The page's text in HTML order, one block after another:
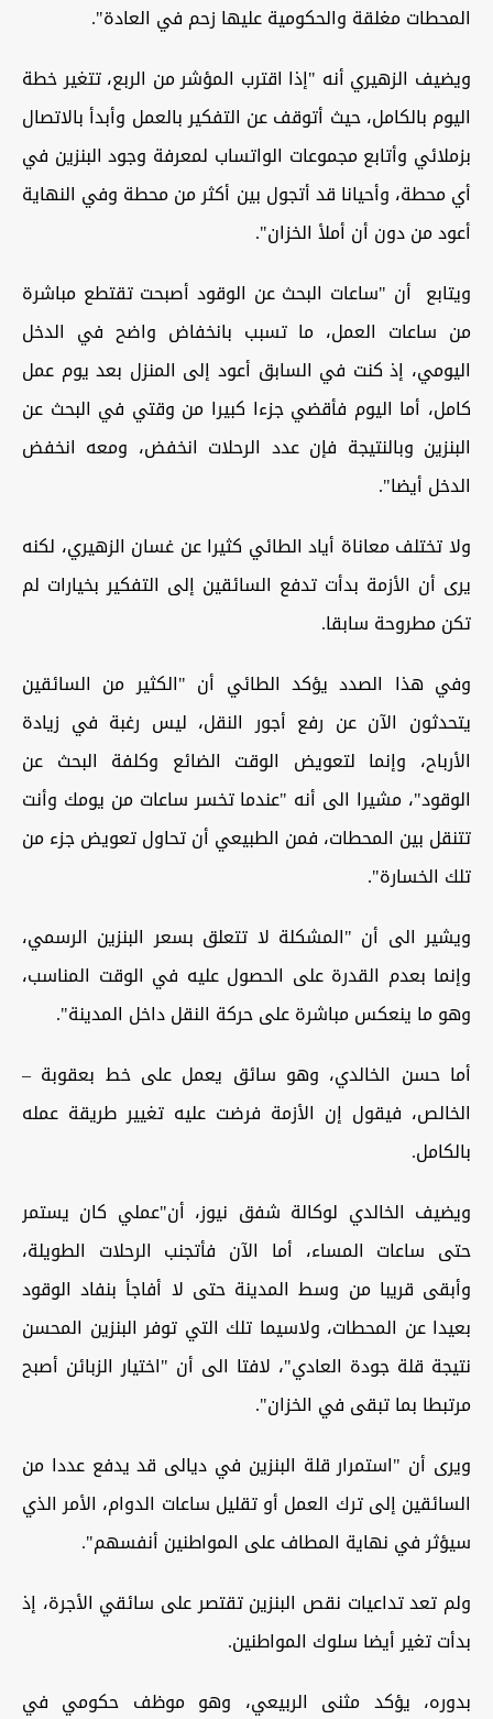
المحطات مغلقة والحكومية عليها زحم في العادة".
ويضيف الزهيري أنه "إذا اقترب المؤشر من الربع، تتغير خطة
اليوم بالكامل، حيث أتوقف عن التفكير بالعمل وأبدأ بالاتصال
بزملائي وأتابع مجموعات الواتساب لمعرفة وجود البنزين في
أي محطة، وأحيانا قد أتجول بين أكثر من محطة وفي النهاية
أعود من دون أن أملأ الخزان".
ويتابع أن "ساعات البحث عن الوقود أصبحت تقتطع مباشرة
من ساعات العمل، ما تسبب بانخفاض واضح في الدخل
اليومي، إذ كنت في السابق أعود إلى المنزل بعد يوم عمل
كامل، أما اليوم فأقضي جزءا كبيرا من وقتي في البحث عن
البنزين وبالنتيجة فإن عدد الرحلات انخفض، ومعه انخفض
الدخل أيضا".
ولا تختلف معاناة أياد الطائي كثيرا عن غسان الزهيري، لكنه
يرى أن الأزمة بدأت تدفع السائقين إلى التفكير بخيارات لم
تكن مطروحة سابقا.
وفي هذا الصدد يؤكد الطائي أن "الكثير من السائقين
يتحدثون الآن عن رفع أجور النقل، ليس رغبة في زيادة
الأرباح، وإنما لتعويض الوقت الضائع وكلفة البحث عن
الوقود"، مشيرا الى أنه "عندما تخسر ساعات من يومك وأنت
تتنقل بين المحطات، فمن الطبيعي أن تحاول تعويض جزء من
تلك الخسارة".
ويشير الى أن "المشكلة لا تتعلق بسعر البنزين الرسمي،
وإنما بعدم القدرة على الحصول عليه في الوقت المناسب،
وهو ما ينعكس مباشرة على حركة النقل داخل المدينة".
أما حسن الخالدي، وهو سائق يعمل على خط بعقوبة –
الخالص، فيقول إن الأزمة فرضت عليه تغيير طريقة عمله
بالكامل.
ويضيف الخالدي لوكالة شفق نيوز، أن"عملي كان يستمر
حتى ساعات المساء، أما الآن فأتجنب الرحلات الطويلة،
وأبقى قريبا من وسط المدينة حتى لا أفاجأ بنفاد الوقود
بعيدا عن المحطات، ولاسيما تلك التي توفر البنزين المحسن
نتيجة قلة جودة العادي"، لافتا الى أن "اختيار الزبائن أصبح
مرتبطا بما تبقى في الخزان".
ويرى أن "استمرار قلة البنزين في ديالى قد يدفع عددا من
السائقين إلى ترك العمل أو تقليل ساعات الدوام، الأمر الذي
سيؤثر في نهاية المطاف على المواطنين أنفسهم".
ولم تعد تداعيات نقص البنزين تقتصر على سائقي الأجرة، إذ
بدأت تغير أيضا سلوك المواطنين.
بدوره، يؤكد مثنى الربيعي، وهو موظف حكومي في